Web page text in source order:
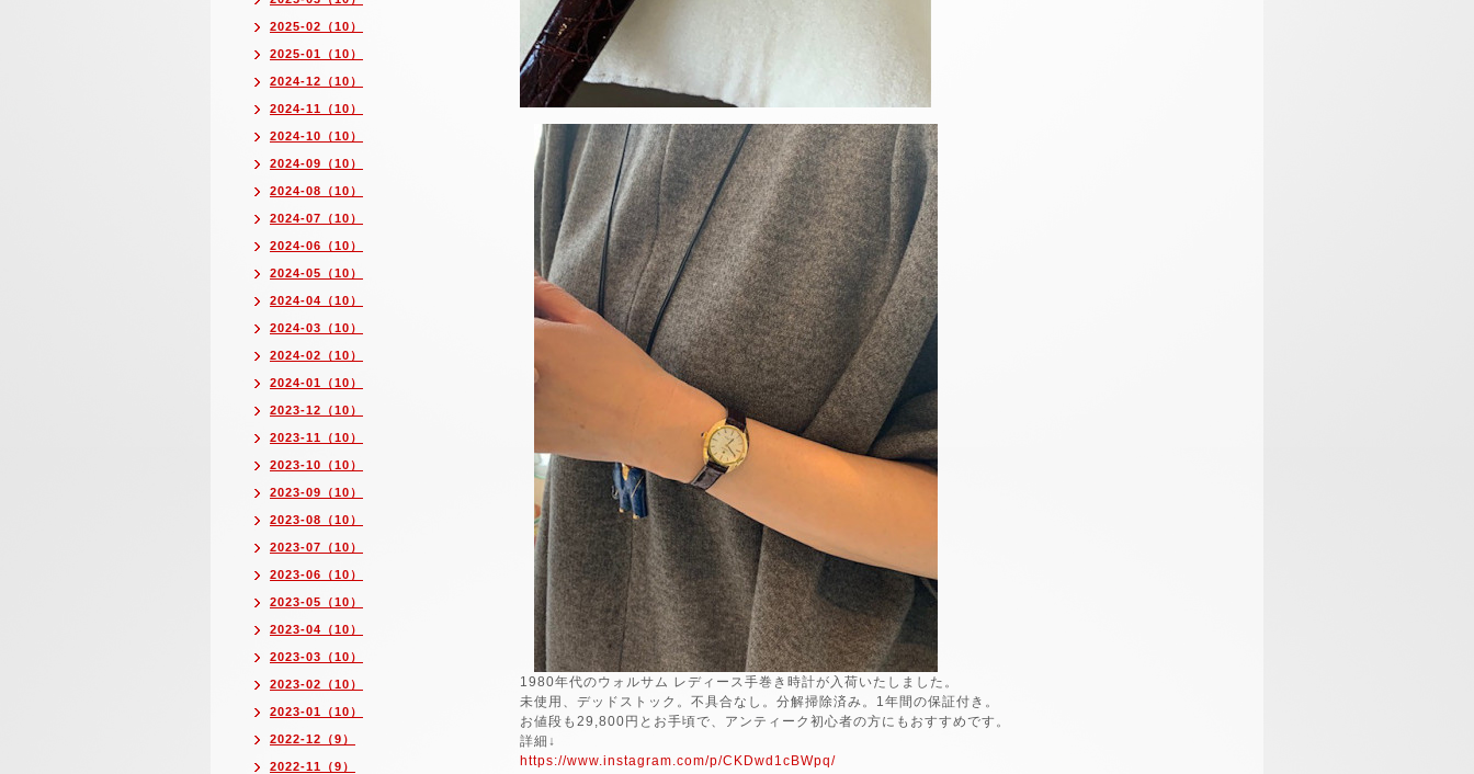
1980年代のウォルサム レディース手巻き時計が入荷いたしました。
未使用、デッドストック。不具合なし。分解掃除済み。1年間の保証付き。
お値段も29,800円とお手頃で、アンティーク初心者の方にもおすすめです。
詳細↓
https://www.instagram.com/p/CKDwd1cBWpq/
2025-02（10）
2025-01（10）
2024-12（10）
2024-11（10）
2024-10（10）
2024-09（10）
2024-08（10）
2024-07（10）
2024-06（10）
2024-05（10）
2024-04（10）
2024-03（10）
2024-02（10）
2024-01（10）
2023-12（10）
2023-11（10）
2023-10（10）
2023-09（10）
2023-08（10）
2023-07（10）
2023-06（10）
2023-05（10）
2023-04（10）
2023-03（10）
2023-02（10）
2023-01（10）
2022-12（9）
2022-11（9）